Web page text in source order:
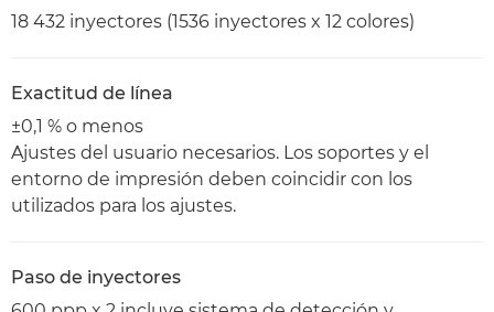
18 432 inyectores (1536 inyectores x 12 colores)
Exactitud de línea
±0,1 % o menos
Ajustes del usuario necesarios. Los soportes y el
entorno de impresión deben coincidir con los
utilizados para los ajustes.
Paso de inyectores